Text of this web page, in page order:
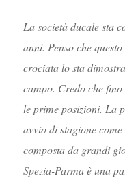
La società ducale sta
anni. Penso che
crociata lo sta
campo. Credo che
le prime posizioni. La
avvio di stagione
composta da grandi
Spezia-Parma è una